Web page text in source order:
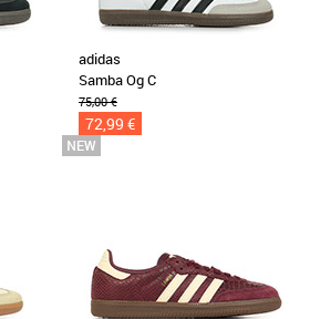
adidas
Samba Og C
75,00 €
72,99 €